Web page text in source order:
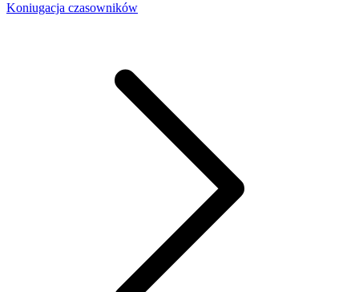
Koniugacja czasowników